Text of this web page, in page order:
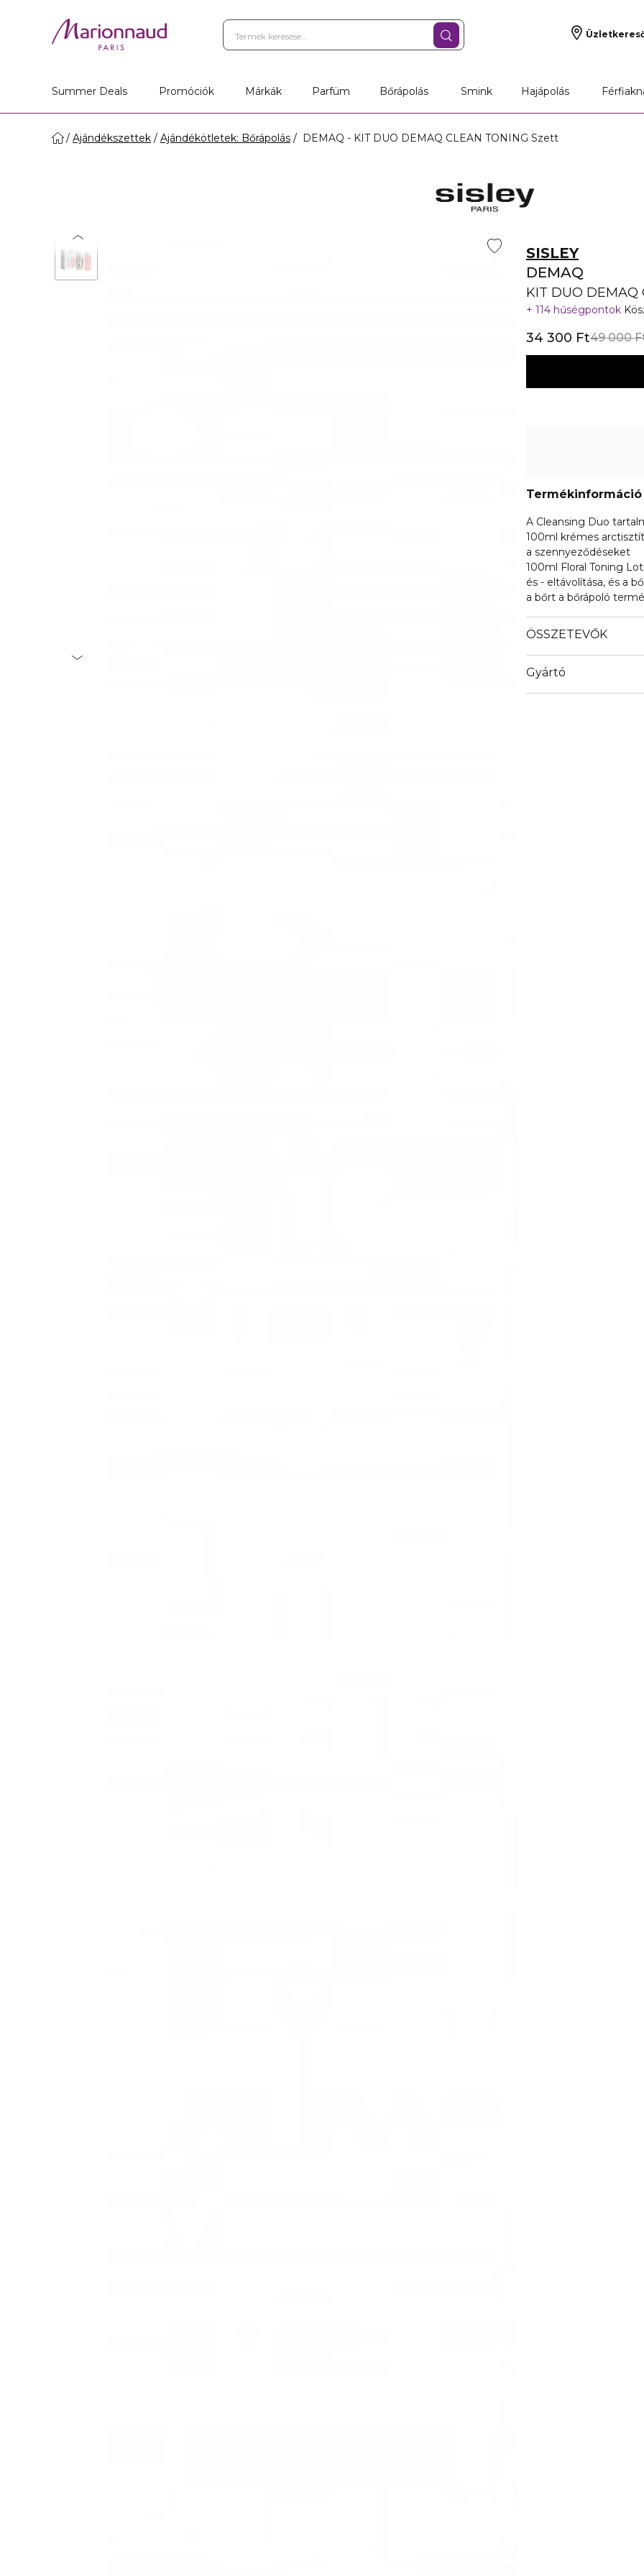
Summer Deals Promóciók Márkák Parfüm Bőrápolás Smink Hajápolás
Ajándékszettek Ajándékötletek: Bőrápolás DEMAQ - KIT DUO DEMAQ CLEAN TONING Szett
SISLEY
DEMAQ
KIT DUO DEMAQ
114 hűségpontok
34 300 Ft49 000
Termékinformáció
A Cleansing Duo
100ml krémes
a szennyeződéseket
100ml Floral Toning
és - eltávolítása, és a
a bőrt a bőrápoló
ÖSSZETEVŐK
Gyártó